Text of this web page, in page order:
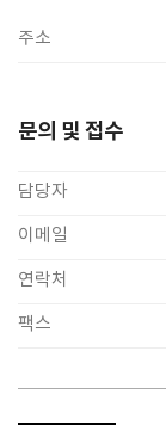
주소
문의 및 접수
담당자
이메일
연락처
팩스